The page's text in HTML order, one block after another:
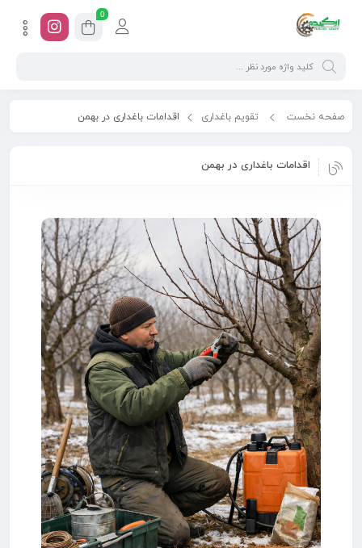
0
صفحه نخست تقویم باغداری اقدامات باغداری در بهمن
اقدامات باغداری در بهمن